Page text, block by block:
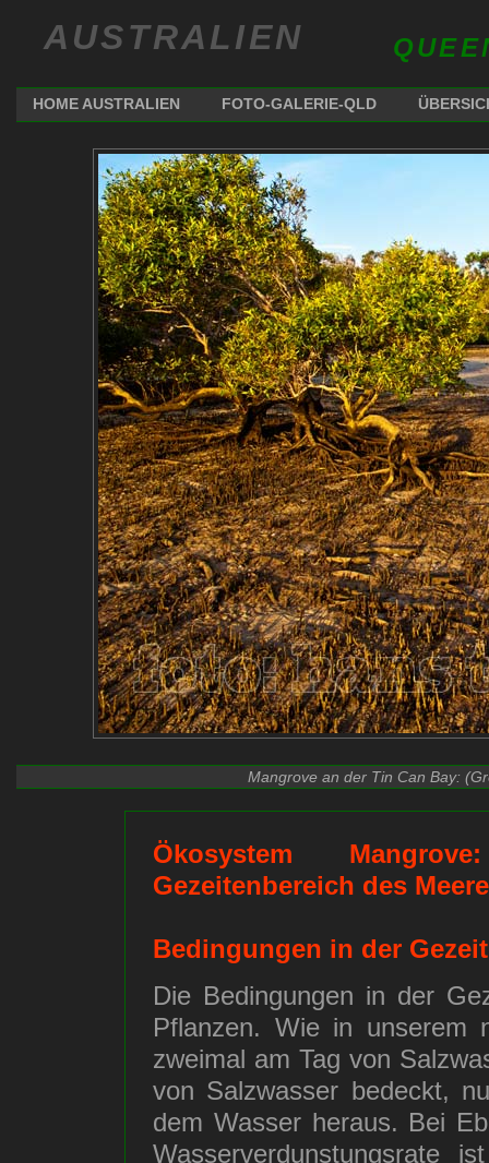
AUSTRALIEN
HOME AUSTRALIEN FOTO-GALERIE-QLD
Mangrove an der Tin Can Bay:
Ökosystem
Gezeitenbereich des
Bedingungen in der
Die Bedingungen in der
Pflanzen. Wie in unserem
zweimal am Tag von
von Salzwasser bedeckt,
dem Wasser heraus. Bei
Wasserverdunstungsrate